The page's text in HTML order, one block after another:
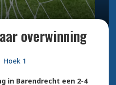
Bekijk alle foto's
overwinning
Hoek 1
in Barendrecht een 2-4